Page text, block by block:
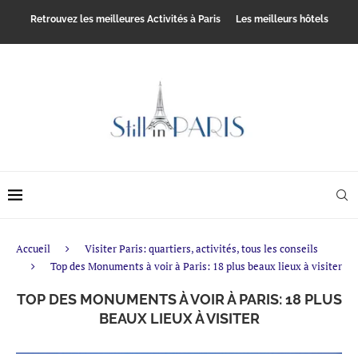
Retrouvez les meilleures Activités à Paris Les meilleurs hôtels
Accueil
Visiter Paris: quartiers, activités, tous les conseils
Top des Monuments à voir à Paris: 18 plus beaux lieux à visiter
TOP DES MONUMENTS À VOIR À PARIS: 18 PLUS
BEAUX LIEUX À VISITER